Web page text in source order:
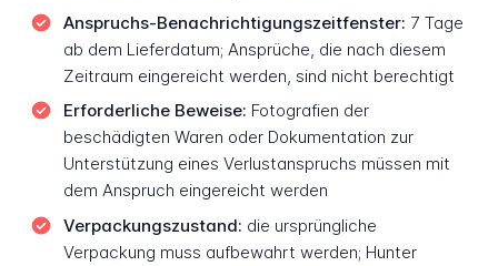
Anspruchs-Benachrichtigungszeitfenster: 7 Tage
ab dem Lieferdatum; Ansprüche, die nach diesem
Zeitraum eingereicht werden, sind nicht berechtigt
Erforderliche Beweise: Fotografien der
beschädigten Waren oder Dokumentation zur
Unterstützung eines Verlustanspruchs müssen mit
dem Anspruch eingereicht werden
Verpackungszustand: die ursprüngliche
Verpackung muss aufbewahrt werden; Hunter